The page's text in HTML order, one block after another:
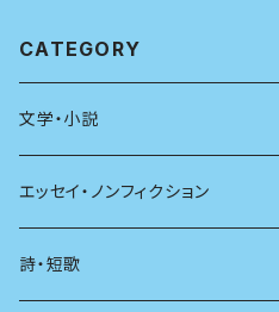
CATEGORY
文学・小説
日本
海外
エッセイ・ノンフィクション
エッセイ
詩・短歌